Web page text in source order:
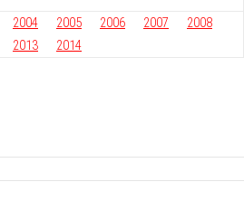
2004 2005 2006 2007
2008
2013 2014